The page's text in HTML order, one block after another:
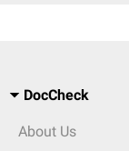
DocCheck
About Us